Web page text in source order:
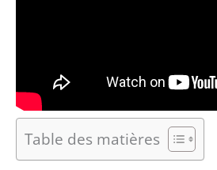
Table des matières